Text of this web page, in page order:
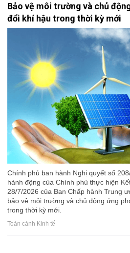
Bảo vệ môi trường và chủ
đổi khí hậu trong thời kỳ mới
Chính phủ ban hành Nghị quyết số
hành động của Chính phủ thực hiện
28/7/2026 của Ban Chấp hành Trung
bảo vệ môi trường và chủ động ứng
trong thời kỳ mới.
Toàn cảnh Kinh tế